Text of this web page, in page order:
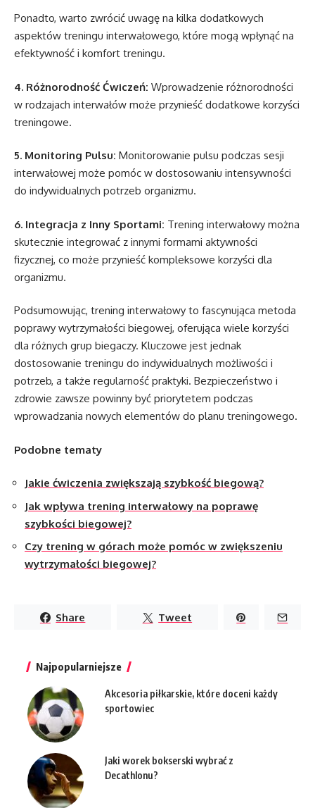
Ponadto, warto zwrócić uwagę na kilka dodatkowych
aspektów treningu interwałowego, które mogą wpłynąć na
efektywność i komfort treningu.
4. Różnorodność Ćwiczeń: Wprowadzenie różnorodności
w rodzajach interwałów może przynieść dodatkowe korzyści
treningowe.
5. Monitoring Pulsu: Monitorowanie pulsu podczas sesji
interwałowej może pomóc w dostosowaniu intensywności
do indywidualnych potrzeb organizmu.
6. Integracja z Inny Sportami: Trening interwałowy można
skutecznie integrować z innymi formami aktywności
fizycznej, co może przynieść kompleksowe korzyści dla
organizmu.
Podsumowując, trening interwałowy to fascynująca metoda
poprawy wytrzymałości biegowej, oferująca wiele korzyści
dla różnych grup biegaczy. Kluczowe jest jednak
dostosowanie treningu do indywidualnych możliwości i
potrzeb, a także regularność praktyki. Bezpieczeństwo i
zdrowie zawsze powinny być priorytetem podczas
wprowadzania nowych elementów do planu treningowego.
Podobne tematy
Jakie ćwiczenia zwiększają szybkość biegową?
Jak wpływa trening interwałowy na poprawę
szybkości biegowej?
Czy trening w górach może pomóc w zwiększeniu
wytrzymałości biegowej?
Share Tweet
Najpopularniejsze
Akcesoria piłkarskie, które doceni każdy
sportowiec
Jaki worek bokserski wybrać z
Decathlonu?